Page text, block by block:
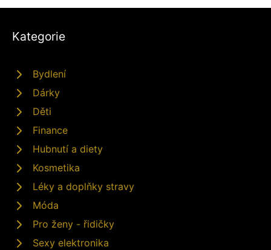
Kategorie
Bydlení
Dárky
Děti
Finance
Hubnutí a diety
Kosmetika
Léky a doplňky stravy
Móda
Pro ženy - řidičky
Sexy elektronika